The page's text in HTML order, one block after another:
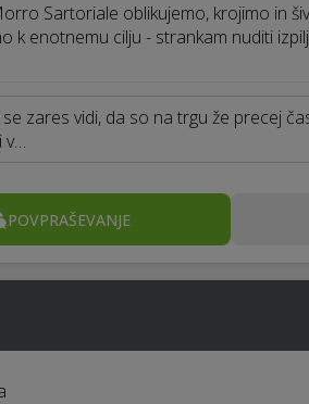
Sartoriale oblikujemo, krojimo in
k enotnemu cilju - strankam nuditi
zares vidi, da so na trgu že precej
v…
POVPRAŠEVANJE